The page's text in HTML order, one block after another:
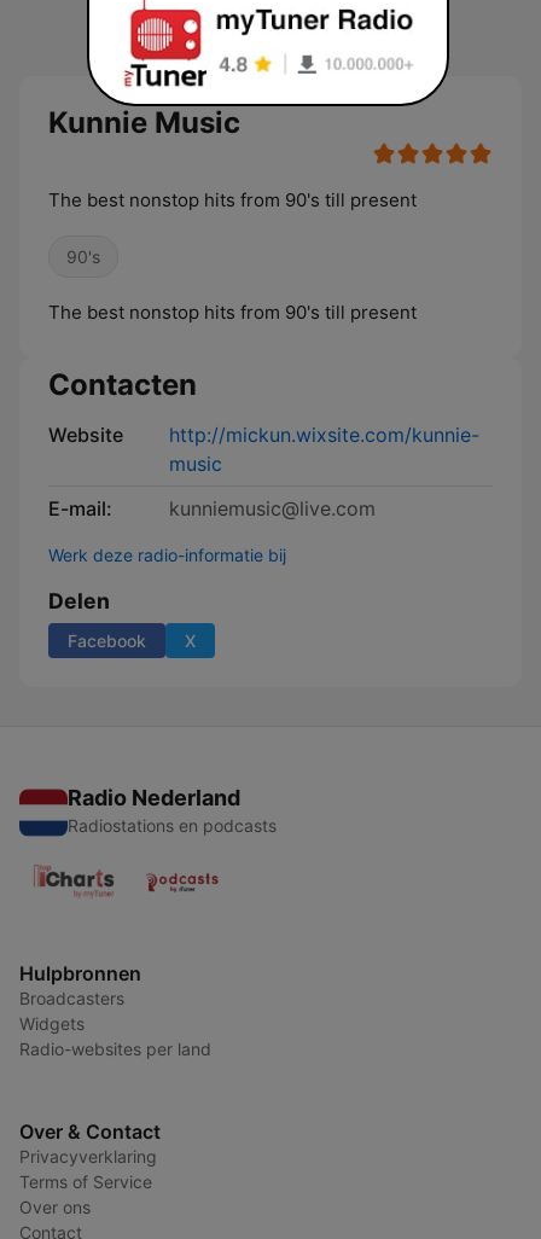
Kunnie Music
The best nonstop hits from 90's till present
90's
The best nonstop hits from 90's till present
Contacten
Website
http://mickun.wixsite.com/kunnie-
music
E-mail:
kunniemusic@live.com
Werk deze radio-informatie bij
Delen
Facebook X
Radio Nederland
Radiostations en podcasts
Hulpbronnen
Broadcasters
Widgets
Radio-websites per land
Over & Contact
Privacyverklaring
Terms of Service
Over ons
Contact